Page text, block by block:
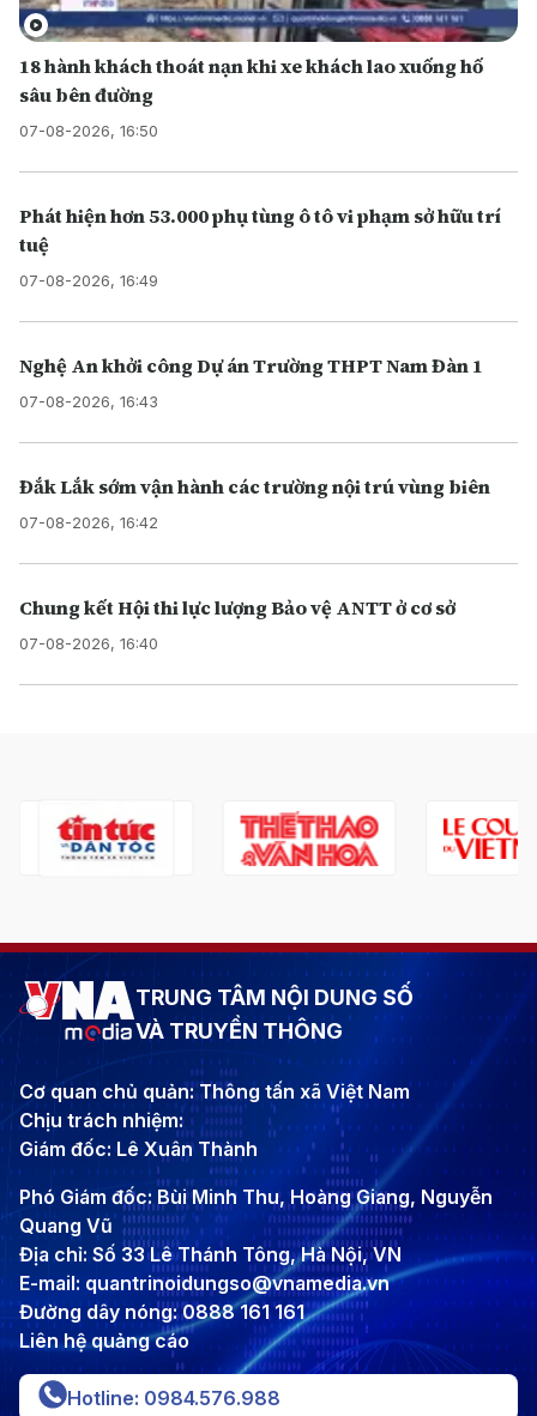
18 hành khách thoát nạn khi xe khách lao xuống hố
sâu bên đường
07-08-2026, 16:50
Phát hiện hơn 53.000 phụ tùng ô tô vi phạm sở hữu trí
tuệ
07-08-2026, 16:49
Nghệ An khởi công Dự án Trường THPT Nam Đàn 1
07-08-2026, 16:43
Đắk Lắk sớm vận hành các trường nội trú vùng biên
07-08-2026, 16:42
Chung kết Hội thi lực lượng Bảo vệ ANTT ở cơ sở
07-08-2026, 16:40
TRUNG TÂM NỘI DUNG SỐ
VÀ TRUYỀN THÔNG
Cơ quan chủ quản: Thông tấn xã Việt Nam
Chịu trách nhiệm:
Giám đốc: Lê Xuân Thành
Phó Giám đốc: Bùi Minh Thu, Hoàng Giang, Nguyễn
Quang Vũ
Địa chỉ: Số 33 Lê Thánh Tông, Hà Nội, VN
E-mail: quantrinoidungso@vnamedia.vn
Đường dây nóng: 0888 161 161
Liên hệ quảng cáo
Hotline: 0984.576.988